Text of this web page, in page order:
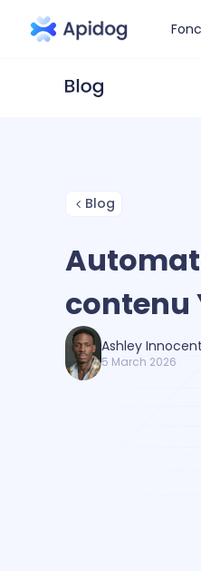
Blog
contenu
Ashley Innocent
5 March 2026